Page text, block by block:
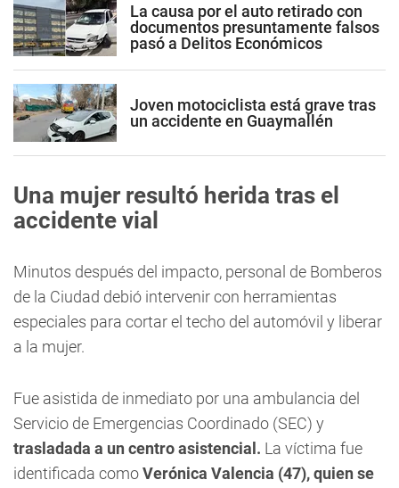
La causa por el auto retirado con
documentos presuntamente falsos
pasó a Delitos Económicos
Joven motociclista está grave tras
un accidente en Guaymallén
Una mujer resultó herida tras el
accidente vial
Minutos después del impacto, personal de Bomberos
de la Ciudad debió intervenir con herramientas
especiales para cortar el techo del automóvil y liberar
a la mujer.
Fue asistida de inmediato por una ambulancia del
Servicio de Emergencias Coordinado (SEC) y
trasladada a un centro asistencial. La víctima fue
identificada comoVerónica Valencia (47), quien se